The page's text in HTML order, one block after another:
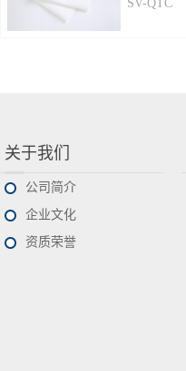
SV-QTC
关于我们
公司简介
企业文化
资质荣誉